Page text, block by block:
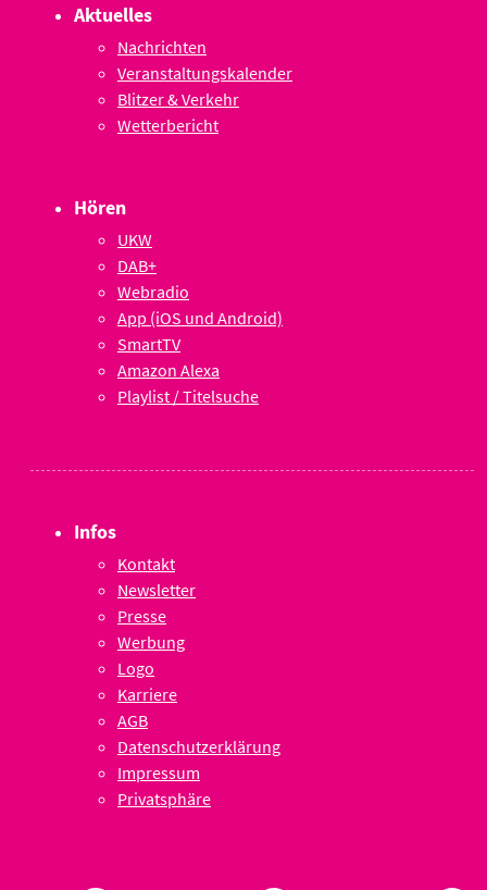
Aktuelles
Nachrichten
Veranstaltungskalender
Blitzer & Verkehr
Wetterbericht
Hören
UKW
DAB+
Webradio
App (iOS und Android)
SmartTV
Amazon Alexa
Playlist / Titelsuche
Infos
Kontakt
Newsletter
Presse
Werbung
Logo
Karriere
AGB
Datenschutzerklärung
Impressum
Privatsphäre